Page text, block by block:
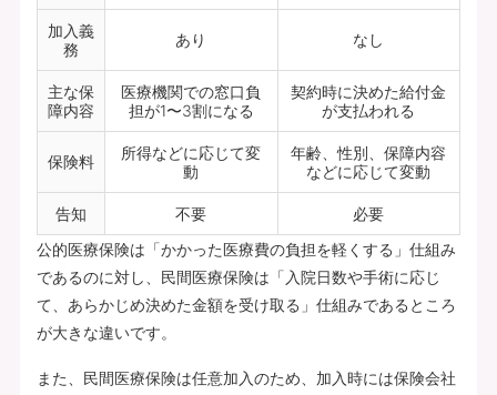
加入義
務
あり なし
主な保
障内容
医療機関での窓口負
担が1〜3割になる
契約時に決めた給付金
が支払われる
保険料
所得などに応じて変
動
年齢、性別、保障内容
などに応じて変動
告知 不要
必要
公的医療保険は「かかった医療費の負担を軽くする」仕組み
であるのに対し、民間医療保険は「入院日数や手術に応じ
て、あらかじめ決めた金額を受け取る」仕組みであるところ
が大きな違いです。
また、民間医療保険は任意加入のため、加入時には保険会社